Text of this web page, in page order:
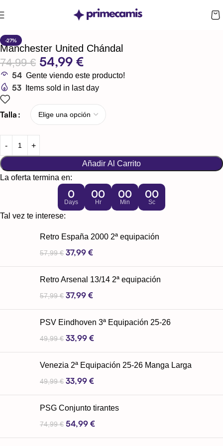
-27%
Manchester United Chándal
74,99€ 54,99 €
54 Gente viendo este producto!
53 Items sold in last day
Talla
Añadir Al Carrito
La oferta termina en:
0
Days
00
Hr
00
Min
00
Sc
Tal vez te interese:
Retro España 2000 2ª equipación
57,99€ 37,99 €
Retro Arsenal 13/14 2ª equipación
57,99€ 37,99 €
PSV Eindhoven 3ª Equipación 25-26
49,99€ 33,99 €
Venezia 2ª Equipación 25-26 Manga Larga
49,99€ 33,99 €
PSG Conjunto tirantes
74,99€ 54,99 €